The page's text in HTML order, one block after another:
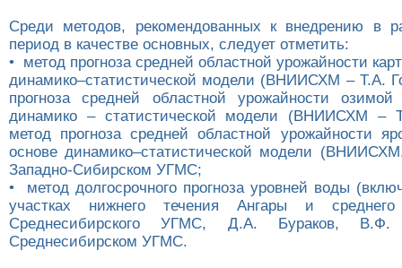
Среди методов, рекомендованных к внедрению в
период в качестве основных, следует отметить:
• метод прогноза средней областной урожайности
динамико–статистической модели (ВНИИСХМ – Т.А.
прогноза средней областной урожайности
динамико – статистической модели (ВНИИСХМ –
метод прогноза средней областной урожайности
основе динамико–статистической модели
Западно-Сибирском УГМС;
• метод долгосрочного прогноза уровней воды
участках нижнего течения Ангары и
Среднесибирского УГМС, Д.А. Бураков, В.Ф.
Среднесибирском УГМС.